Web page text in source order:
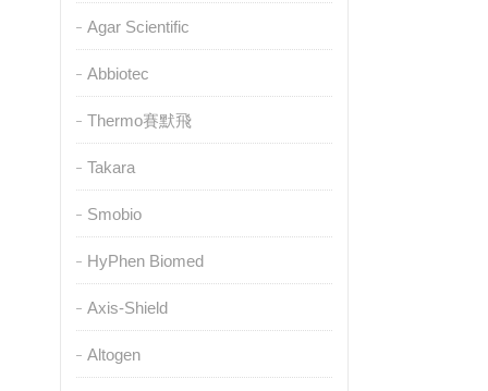
Agar Scientific
Abbiotec
Thermo賽默飛
Takara
Smobio
HyPhen Biomed
Axis-Shield
Altogen